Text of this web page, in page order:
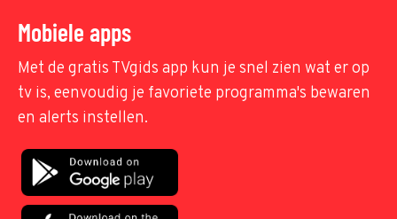
Mobiele apps
Met de gratis TVgids app kun je snel zien wat er op
tv is, eenvoudig je favoriete programma's bewaren
en alerts instellen.